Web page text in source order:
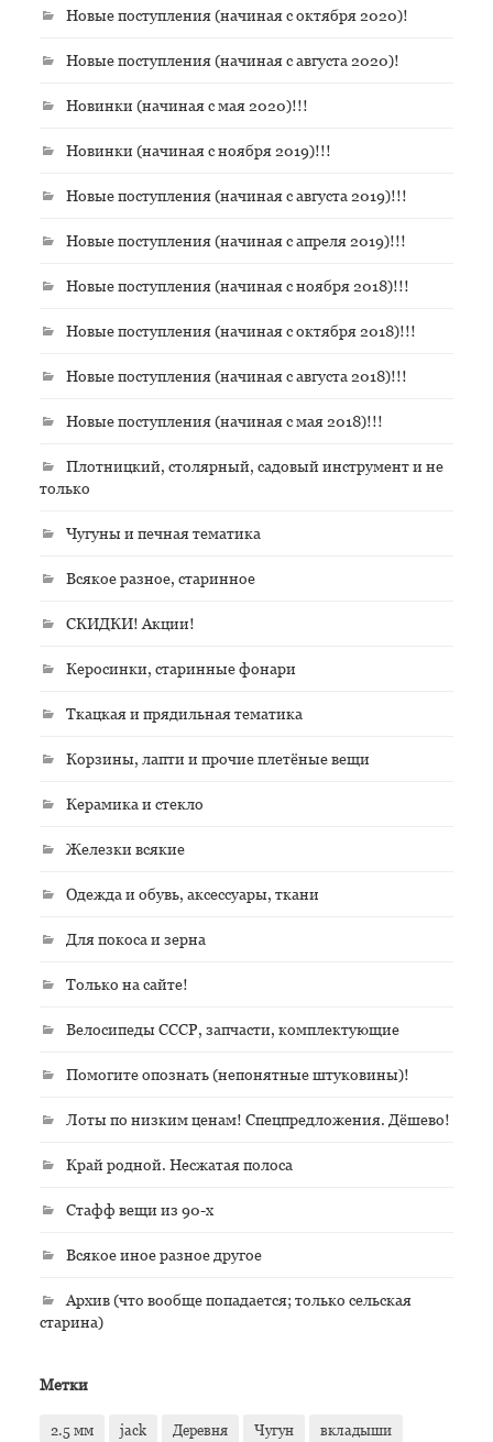
Новые поступления (начиная с октября 2020)!
Новые поступления (начиная с августа 2020)!
Новинки (начиная с мая 2020)!!!
Новинки (начиная с ноября 2019)!!!
Новые поступления (начиная с августа 2019)!!!
Новые поступления (начиная с апреля 2019)!!!
Новые поступления (начиная с ноября 2018)!!!
Новые поступления (начиная с октября 2018)!!!
Новые поступления (начиная с августа 2018)!!!
Новые поступления (начиная с мая 2018)!!!
Плотницкий, столярный, садовый инструмент и не
только
Чугуны и печная тематика
Всякое разное, старинное
СКИДКИ! Акции!
Керосинки, старинные фонари
Ткацкая и прядильная тематика
Корзины, лапти и прочие плетёные вещи
Керамика и стекло
Железки всякие
Одежда и обувь, аксессуары, ткани
Для покоса и зерна
Только на сайте!
Велосипеды СССР, запчасти, комплектующие
Помогите опознать (непонятные штуковины)!
Лоты по низким ценам! Спецпредложения. Дёшево!
Край родной. Несжатая полоса
Стафф вещи из 90-х
Всякое иное разное другое
Архив (что вообще попадается; только сельская
старина)
Метки
2.5 мм jack Деревня Чугун вкладыши